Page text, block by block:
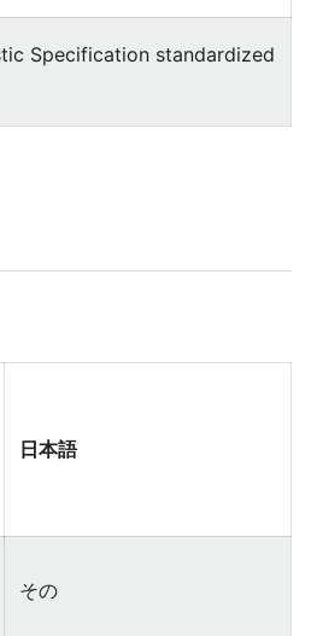
Specification standardized
日本語
その